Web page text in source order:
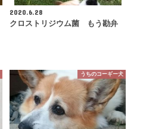
2020.6.28
クロストリジウム菌 もう勘弁
うちのコーギー犬